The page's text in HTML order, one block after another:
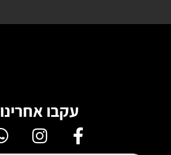
עקבו אחרינו